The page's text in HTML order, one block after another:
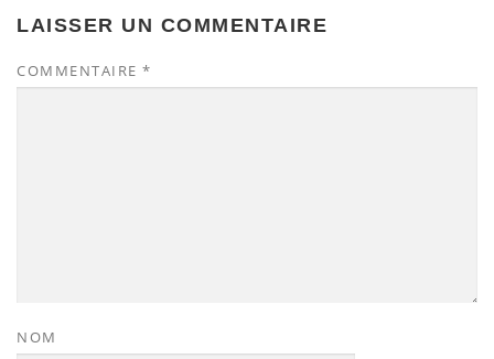
LAISSER UN COMMENTAIRE
COMMENTAIRE *
NOM